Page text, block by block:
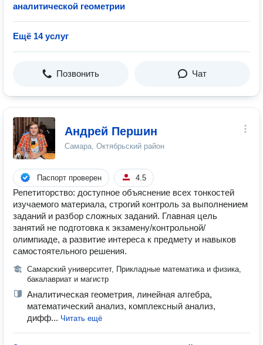
аналитической геометрии
Ещё 14 услуг
Позвонить Чат
Андрей Першин
Самара, Октябрьский район
Паспорт проверен 4.5
Репетиторство: доступное объяснение всех тонкостей
изучаемого материала, строгий контроль за выполнением
заданий и разбор сложных заданий. Главная цель
занятий не подготовка к экзамену/контрольной/
олимпиаде, а развитие интереса к предмету и навыков
самостоятельного решения.
Самарский университет, Прикладные математика и физика,
бакалавриат и магистр
Аналитическая геометрия, линейная алгебра,
математический анализ, комплексный анализ,
дифф... Читать ещё